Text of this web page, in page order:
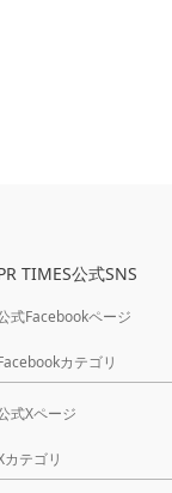
TIMES公式SNS
式Facebookページ
カテゴリ
式Xページ
カテゴリ